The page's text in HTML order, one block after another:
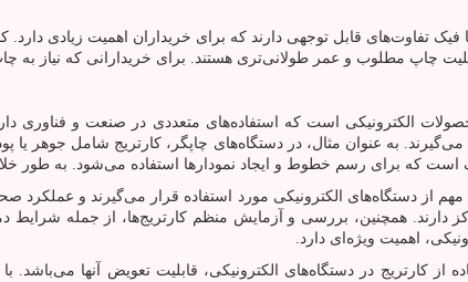
فیک تفاوت‌های قابل توجهی دارند که برای خریداران اهمیت زیادی
چاپ مطلوب و عمر طولانی‌تری هستند. برای خریدارانی که نیاز به
الکترونیکی است که استفاده‌های متعددی در صنعت و فناوری
می‌گیرند. به عنوان مثال، در دستگاه‌های چاپگر، کارتریج شامل
که برای رسم خطوط و ایجاد نمودارها استفاده می‌شود. به طور
از دستگاه‌های الکترونیکی مورد استفاده قرار می‌گیرند و عملکرد
دارند. همچنین، بررسی و آزمایش منظم کارتریج‌ها، از جمله شرایط
اهمیت ویژه‌ای دارد.
از کارتریج در دستگاه‌های الکترونیکی، قابلیت تعویض آنها می‌باشد.